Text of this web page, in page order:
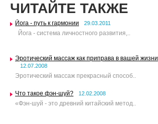
ЧИТАЙТЕ ТАКЖЕ
Йога - путь к гармонии 29.03.2011
Йога - система личностного развития,..
Эротический массаж как приправа в вашей жизни
12.07.2008
Эротический массаж прекрасный способ..
Что такое фэн-шуй? 12.02.2008
«Фэн-шуй - это древний китайский метод..